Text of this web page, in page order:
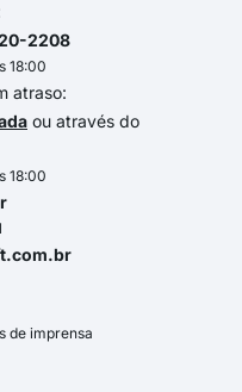
2208
18:00
atraso:
ou através do
18:00
de imprensa